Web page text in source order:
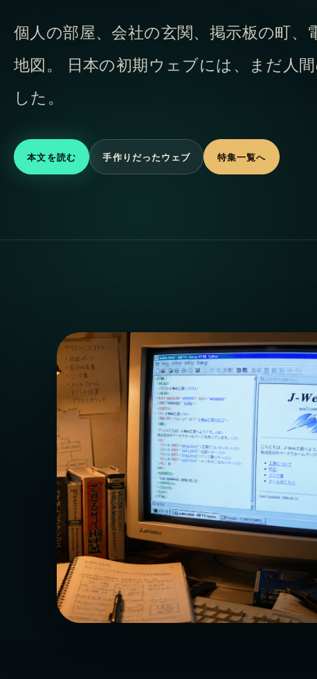
個人の部屋、会社の玄関、掲示板の町、
地図。 日本の初期ウェブには、まだ人
した。
本文を読む 手作りだったウェブ 特集一覧へ